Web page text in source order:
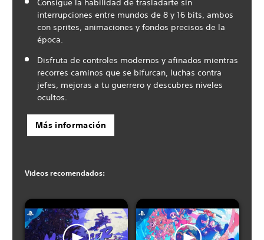
Consigue la habilidad de trasladarte sin
interrupciones entre mundos de 8 y 16 bits, ambos
con sprites, animaciones y fondos precisos de la
época.
Disfruta de controles modernos y afinados mientras
recorres caminos que se bifurcan, luchas contra
jefes, mejoras a tu guerrero y descubres niveles
ocultos.
Más información
Videos recomendados: